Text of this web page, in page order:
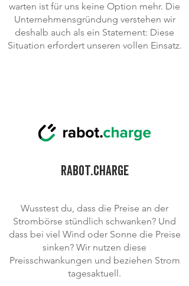
warten ist für uns keine Option mehr. Die
Unternehmensgründung verstehen wir
deshalb auch als ein Statement: Diese
Situation erfordert unseren vollen Einsatz.
RABOT.CHARGE
Wusstest du, dass die Preise an der
Strombörse stündlich schwanken? Und
dass bei viel Wind oder Sonne die Preise
sinken? Wir nutzen diese
Preisschwankungen und beziehen Strom
tagesaktuell.